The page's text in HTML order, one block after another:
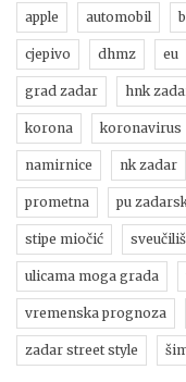
apple automobil
cjepivo dhmz eu
grad zadar hnk
korona koronavirus
namirnice nk zadar
prometna pu
stipe miočić
ulicama moga grada
vremenska prognoza
zadar street style